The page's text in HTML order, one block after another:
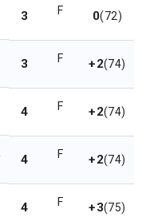
3 F 0(72)
3 F +2(74)
4 F +2(74)
4 F +2(74)
4 F +3(75)